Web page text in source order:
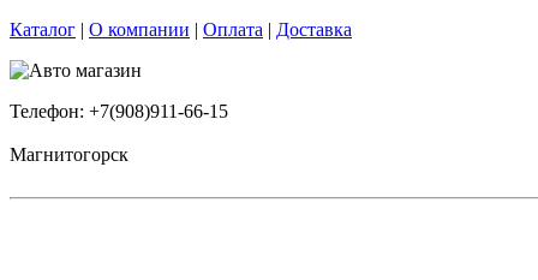
Каталог | О компании | Оплата | Доставка
Телефон: +7(908)911-66-15
Магнитогорск